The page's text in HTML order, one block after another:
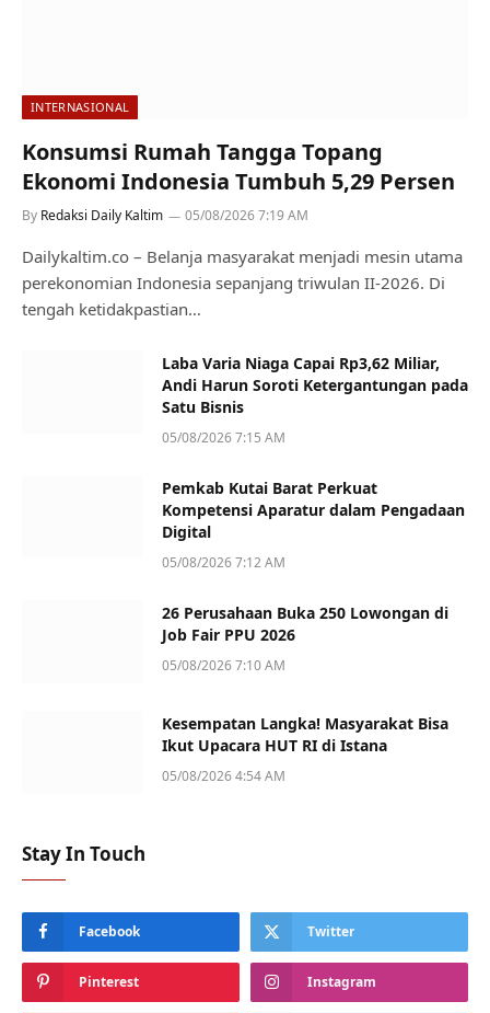
INTERNASIONAL
Konsumsi Rumah Tangga Topang
Ekonomi Indonesia Tumbuh 5,29 Persen
By Redaksi Daily Kaltim 05/08/2026 7:19 AM
Dailykaltim.co – Belanja masyarakat menjadi mesin utama
perekonomian Indonesia sepanjang triwulan II-2026. Di
tengah ketidakpastian…
Laba Varia Niaga Capai Rp3,62 Miliar,
Andi Harun Soroti Ketergantungan pada
Satu Bisnis
05/08/2026 7:15 AM
Pemkab Kutai Barat Perkuat
Kompetensi Aparatur dalam Pengadaan
Digital
05/08/2026 7:12 AM
26 Perusahaan Buka 250 Lowongan di
Job Fair PPU 2026
05/08/2026 7:10 AM
Kesempatan Langka! Masyarakat Bisa
Ikut Upacara HUT RI di Istana
05/08/2026 4:54 AM
Stay In Touch
Facebook Twitter
Pinterest Instagram